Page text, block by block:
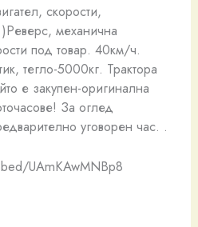
скорости,
механична
под товар. 40км/ч.
тегло-5000кг. Трактора
е закупен-оригинална
За оглед
уговорен час. .
UAmKAwMNBp8